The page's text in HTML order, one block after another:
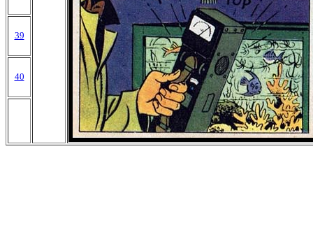
39
40